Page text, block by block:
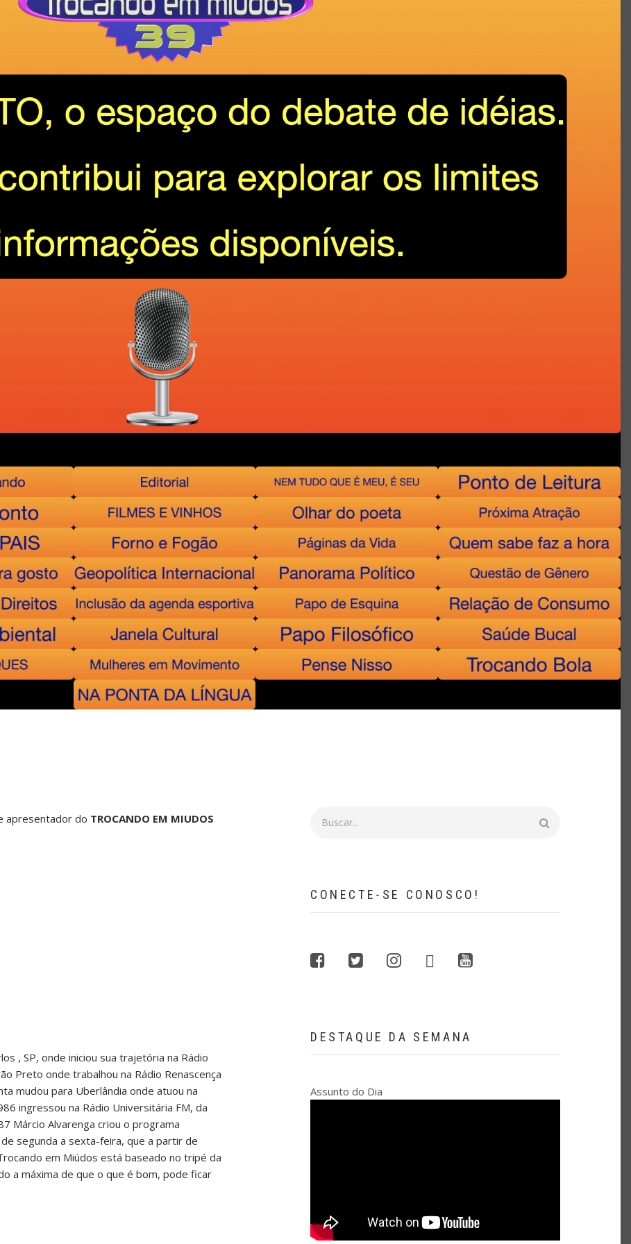
apresentador do TROCANDO EM MIUDOS
, SP, onde iniciou sua trajetória na Rádio
Preto onde trabalhou na Rádio Renascença
mudou para Uberlândia onde atuou na
ingressou na Rádio Universitária FM, da
Márcio Alvarenga criou o programa
segunda a sexta-feira, que a partir de
em Miúdos está baseado no tripé da
a máxima de que o que é bom, pode ficar
CONECTE-SE CONOSCO!
facebooktwitterinstagramwhatsappyoutube
DESTAQUE DA SEMANA
Assunto do Dia